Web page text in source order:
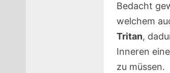
Bedacht
welchem
Tritan,
Inneren
zu müssen.